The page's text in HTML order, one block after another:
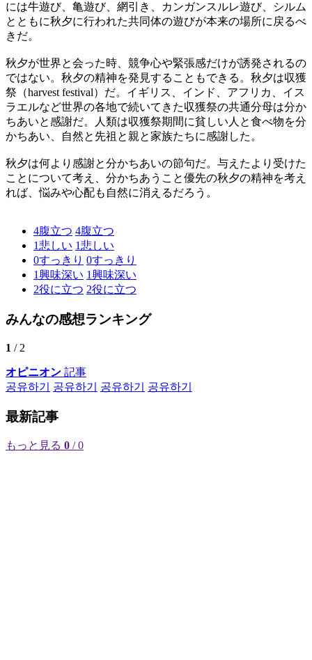
には牛遊び、亀遊び、網引き、カンガンスルレ遊び、シルム
とともに秋夕に行われた共同体の遊びが本来の場所に戻るべ
きだ。
秋夕が世界と会った時、競争心や緊張感だけが誘発されるの
ではない。秋夕の精神を発見することもできる。秋夕は収獲
祭（harvest festival）だ。イギリス、インド、アフリカ、イス
ラエルなど世界の各地で続いてきた収獲祭の共通分母は分か
ちあいと感謝だ。人類は収獲祭期間に貧しい人と食べ物を分
かちあい、自然と先祖と親と家族たちに感謝した。
秋夕は何より感謝と分かちあいの節句だ。与えたより受けた
ことについて考え、分かちあうこと優先の秋夕の精神を考え
れば、悩みや心配も自然に消えるだろう。
4腹立つ 4腹立つ
1悲しい 1悲しい
0すっきり 0すっきり
1興味深い 1興味深い
2役に立つ 2役に立つ
みんなの感想ランキング
1 / 2
オピニオン 記事
공유하기
공유하기 공유하기 공유하기
最新記事
もっと見る 0 / 0